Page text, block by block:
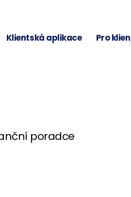
Klientská aplikace Pro
poradce